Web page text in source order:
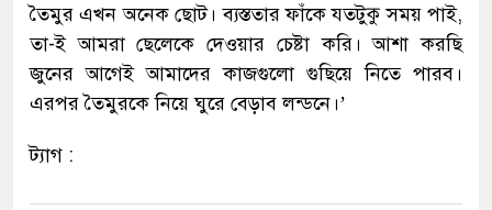
তৈমুর এখন অনেক ছোট। ব্যস্ততার ফাঁকে যতটুকু সময় পাই,
তা-ই আমরা ছেলেকে দেওয়ার চেষ্টা করি। আশা করছি
জুনের আগেই আমাদের কাজগুলো গুছিয়ে নিতে পারব।
এরপর তৈমুরকে নিয়ে ঘুরে বেড়াব লন্ডনে।’
ট্যাগ :